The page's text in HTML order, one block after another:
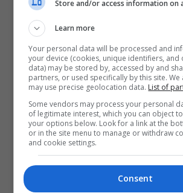
Roboti Kriza Në Ukrainë
Store and/or access information on
Learn more
Your personal data will be processed and
your device (cookies, unique identifiers, and
data) may be stored by, accessed by and
partners, or used specifically by this site.
may use precise geolocation data. List of
Some vendors may process your personal
of legitimate interest, which you can object
your options below. Look for a link at the
or in the site menu to manage or withdraw
and cookie settings.
Consent